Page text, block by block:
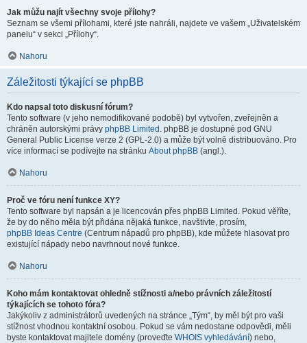
Jak můžu najít všechny svoje přílohy?
Seznam se všemi přílohami, které jste nahráli, najdete ve vašem „Uživatelském
panelu“ v sekci „Přílohy“.
Nahoru
Záležitosti týkající se phpBB
Kdo napsal toto diskusní fórum?
Tento software (v jeho nemodifikované podobě) byl vytvořen, zveřejněn a
chráněn autorskými právy phpBB Limited . phpBB je dostupné pod GNU
General Public License verze 2 (GPL-2.0) a může být volně distribuováno. Pro
více informací se podívejte na stránku About phpBB (angl.).
Nahoru
Proč ve fóru není funkce XY?
Tento software byl napsán a je licencován přes phpBB Limited. Pokud věříte,
že by do něho měla být přidána nějaká funkce, navštivte, prosím,
phpBB Ideas Centre (Centrum nápadů pro phpBB), kde můžete hlasovat pro
existující nápady nebo navrhnout nové funkce.
Nahoru
Koho mám kontaktovat ohledně stížnosti a/nebo právních záležitostí
týkajících se tohoto fóra?
Jakýkoliv z administrátorů uvedených na stránce „Tým“, by měl být pro vaši
stížnost vhodnou kontaktní osobou. Pokud se vám nedostane odpovědi, měli
byste kontaktovat majitele domény (proveďte WHOIS vyhledávání) nebo,